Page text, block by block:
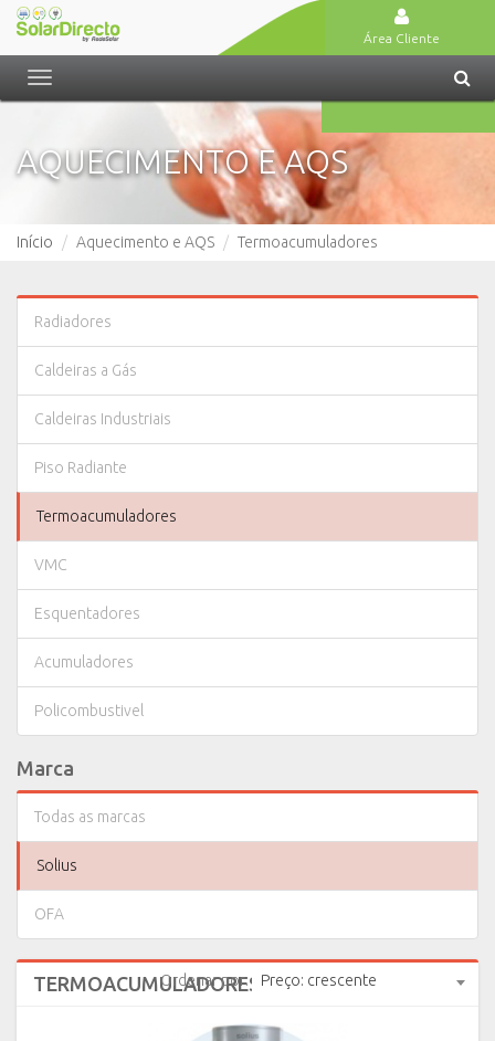
Área Cliente
Toggle
navigation
AQUECIMENTO E AQS
Início Aquecimento e AQS Termoacumuladores
Radiadores
Caldeiras a Gás
Caldeiras Industriais
Piso Radiante
Termoacumuladores
VMC
Esquentadores
Acumuladores
Policombustivel
Marca
Todas as marcas
Solius
OFA
Ordenar por: Preço: crescente
TERMOACUMULADORES(3 produtos)